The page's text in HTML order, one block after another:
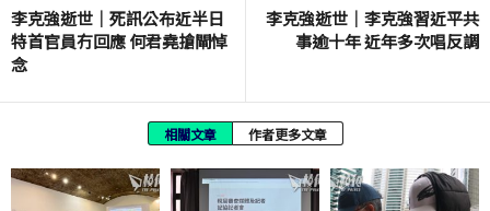
李克強逝世｜死訊公布近半日
特首官員冇回應 何君堯搶閘悼
念
李克強逝世｜李克強習近平共
事逾十年 近年多次唱反調
相關文章 作者更多文章